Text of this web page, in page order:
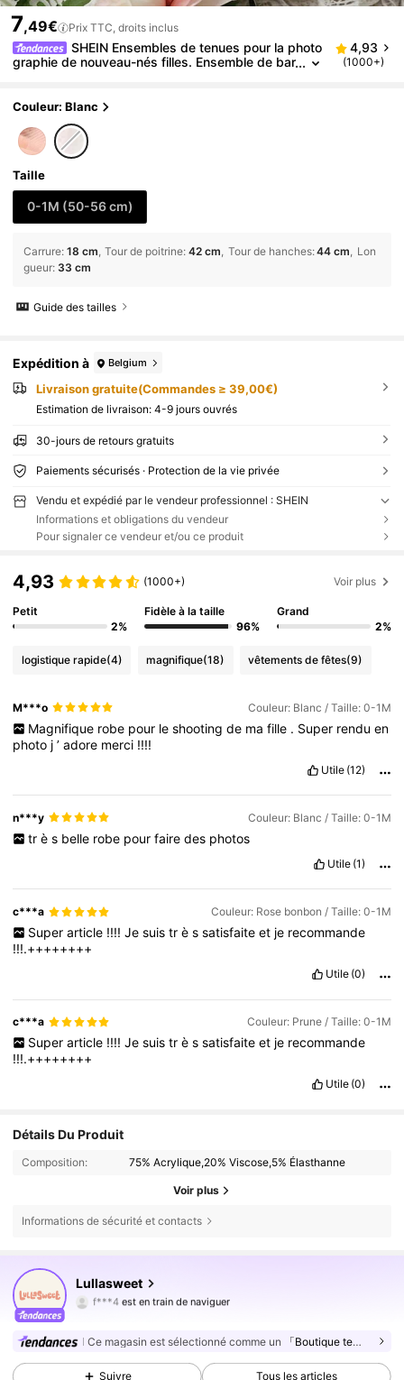
7,49€ Prix TTC, droits inclus
SHEIN Ensembles de tenues pour la photo
graphie de nouveau-nés filles. Ensemble de bar
n maille avec serre-tête pour bébé fille
4,93
(1000+)
Couleur: Blanc
Taille
0-1M (50-56 cm)
Carrure: 18 cm Tour de poitrine: 42 cm Tour de hanches:44 cm
Lon
gueur: 33 cm
Guide des tailles
Expédition à Belgium
Livraison gratuite(Commandes ≥ 39,00€)
Estimation de livraison: 4-9 jours ouvrés
30-jours de retours gratuits
Paiements sécurisés · Protection de la vie privée
Vendu et expédié par le vendeur professionnel : SHEIN
Informations et obligations du vendeur
Pour signaler ce vendeur et/ou ce produit
4,93 (1000+) Voir plus
Petit
2%
Fidèle à la taille
96%
Grand
2%
logistique rapide(4) magnifique(18) vêtements de fêtes(9)
M***o Couleur: Blanc / Taille: 0-1M
Magnifique robe pour le shooting de ma fille . Super rendu en
photo j’adore merci !!!!
Utile (12)
n***y Couleur: Blanc / Taille: 0-1M
tr è s belle robe pour faire des photos
Utile (1)
c***a Couleur: Rose bonbon / Taille: 0-1M
Super article !!!! Je suis tr è s satisfaite et je recommande
!!!.++++++++
Utile (0)
c***a Couleur: Prune / Taille: 0-1M
Super article !!!! Je suis tr è s satisfaite et je recommande
!!!.++++++++
Utile (0)
Détails Du Produit
Composition: 75% Acrylique,20% Viscose,5% Élasthanne
Voir plus
Informations de sécurité et contacts
Lullasweet
f***4est en train de naviguer
4,89
225K Suiveurs
4,89 225K Suiveurs
Ce magasin est sélectionné comme un 「Boutique tendance」
Suivre Tous les articles